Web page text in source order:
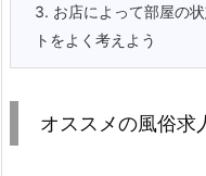
3. お店によって部屋の
トをよく考えよう
オススメの風俗求